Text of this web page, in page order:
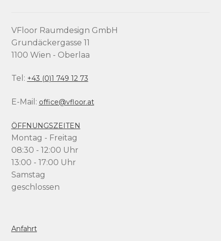
VFloor Raumdesign GmbH
Grundäckergasse 11
1100 Wien - Oberlaa
Tel: +43 (0)1 749 12 73
E-Mail: office@vfloor.at
ÖFFNUNGSZEITEN
Montag - Freitag
08:30 - 12:00 Uhr
13:00 - 17:00 Uhr
Samstag
geschlossen
Anfahrt